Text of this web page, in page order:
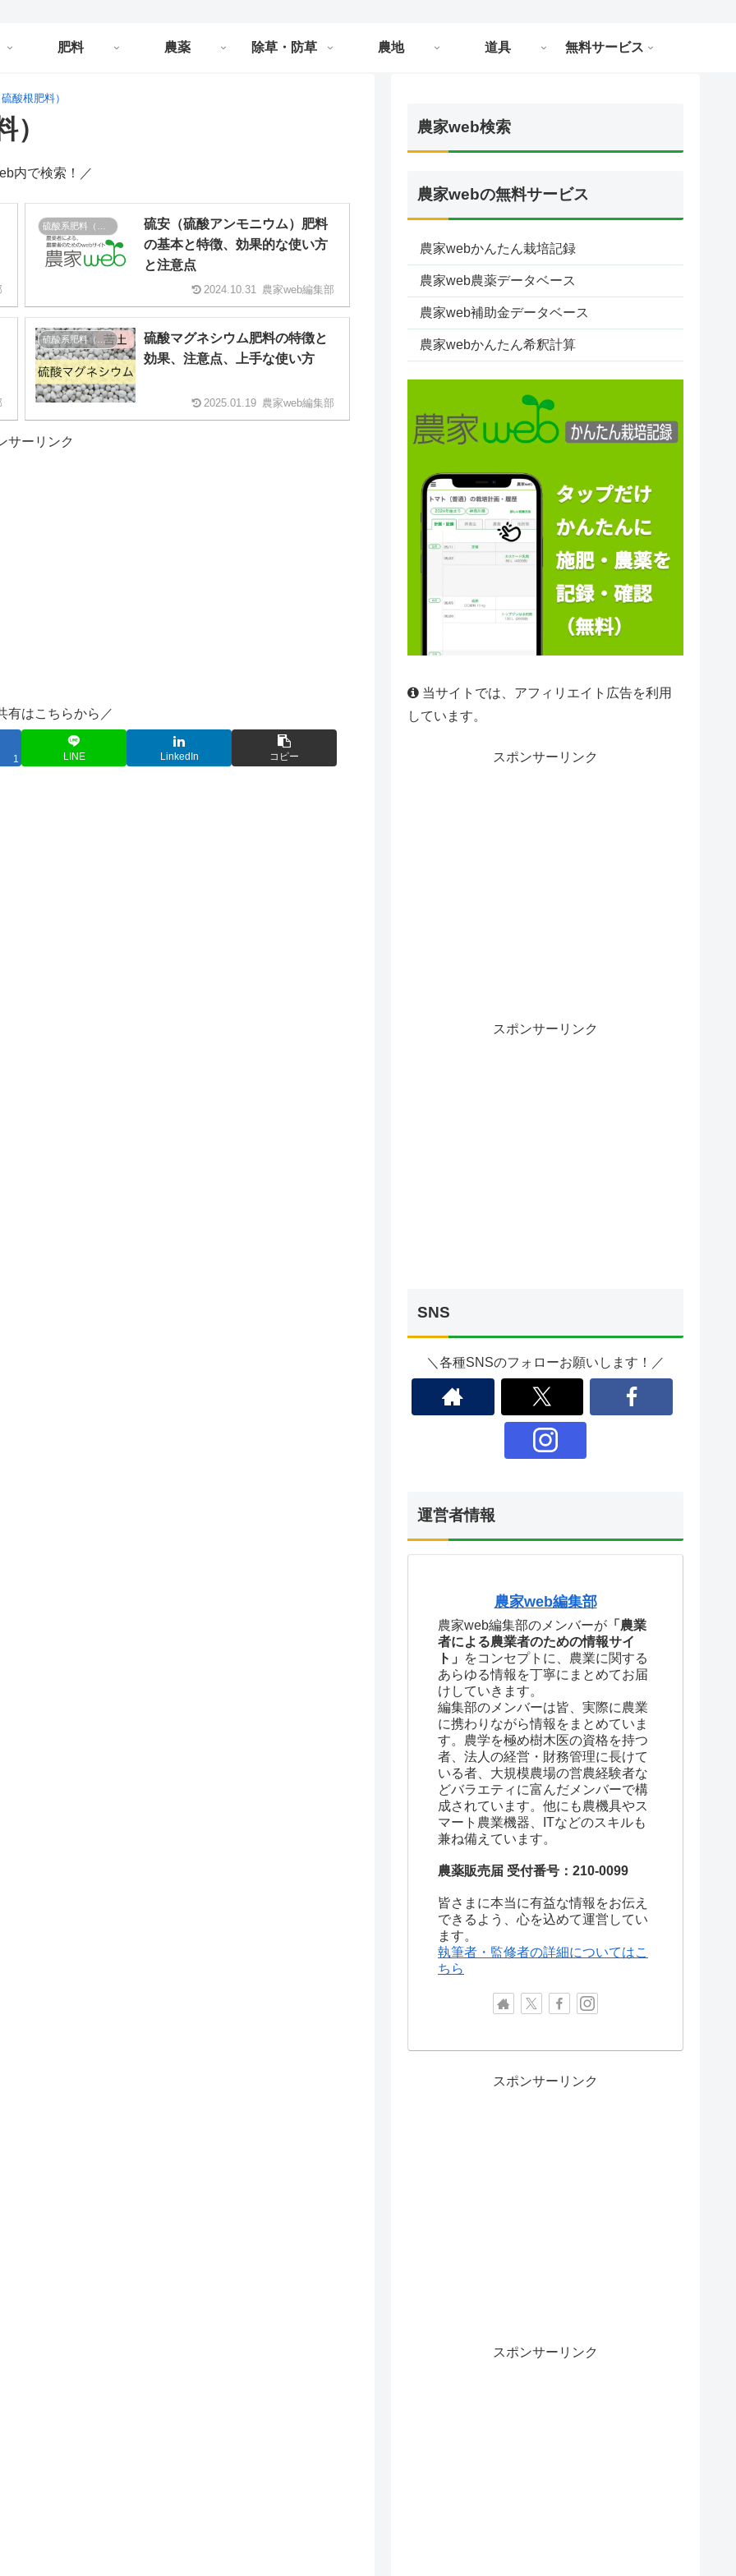
肥料 農薬 除草・防草 農地 道具 無料サービス
酸根肥料）
内で検索！／
硫安（硫酸アンモニウム）肥料
の基本と特徴、効果的な使い方
と注意点
2024.10.31 農家web編集部
硫酸系肥料（硫酸根肥料）
硫酸マグネシウム肥料の特徴と
効果、注意点、上手な使い方
2025.01.19 農家web編集部
サーリンク
有はこちらから／
1 LINE LinkedIn コピー
農家web検索
農家webの無料サービス
農家webかんたん栽培記録
農家web農薬データベース
農家web補助金データベース
農家webかんたん希釈計算
当サイトでは、アフィリエイト広告を利用
しています。
スポンサーリンク
スポンサーリンク
SNS
＼各種SNSのフォローお願いします！／
運営者情報
農家web編集部
農家web編集部のメンバーが 「農業
者による農業者のための情報サイ
ト」
をコンセプトに、農業に関する
あらゆる情報を丁寧にまとめてお届
けしていきます。
編集部のメンバーは皆、実際に農業
に携わりながら情報をまとめていま
す。農学を極め樹木医の資格を持つ
者、法人の経営・財務管理に長けて
いる者、大規模農場の営農経験者な
どバラエティに富んだメンバーで構
成されています。他にも農機具やス
マート農業機器、ITなどのスキルも
兼ね備えています。
農薬販売届 受付番号：210-0099
皆さまに本当に有益な情報をお伝え
できるよう、心を込めて運営してい
ます。
執筆者・監修者の詳細についてはこ
ちら
スポンサーリンク
スポンサーリンク